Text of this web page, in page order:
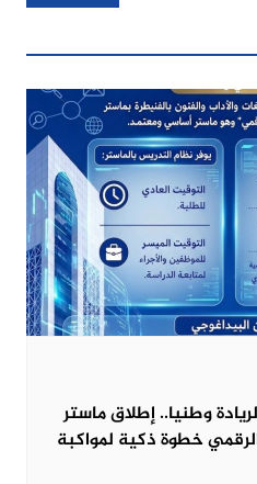
وطنيا.. إطلاق ماستر
خطوة ذكية لمواكبة